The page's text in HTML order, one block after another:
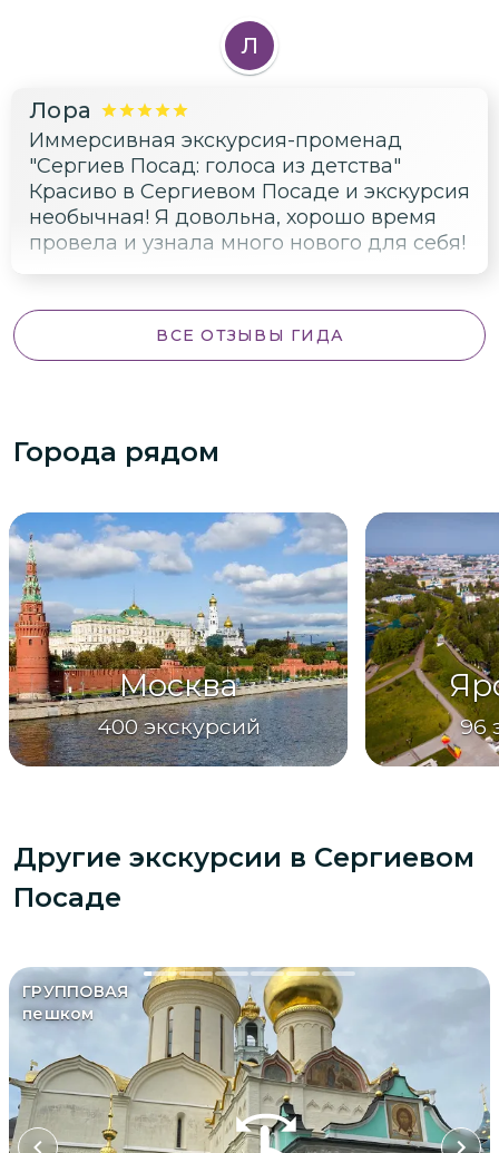
Л
Лора
Иммерсивная экскурсия-променад
"Сергиев Посад: голоса из детства"
Красиво в Сергиевом Посаде и экскурсия
необычная! Я довольна, хорошо время
провела и узнала много нового для себя!
ВСЕ ОТЗЫВЫ ГИДА
Города рядом
Москва
400 экскурсий 96
Другие экскурсии в Сергиевом
Посаде
ГРУППОВАЯ
пешком